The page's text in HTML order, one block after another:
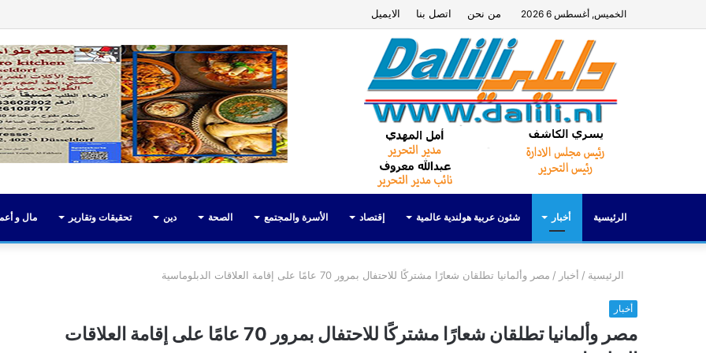
الخميس, أغسطس 6 2026 من نحن اتصل بنا الايميل
الرئيسية أخبار شئون عربية هولندية عالمية إقتصاد الأسرة والمجتمع الصحة دين تحقيقات وتقارير مال و
الرئيسية / أخبار / مصر وألمانيا تطلقان شعارًا مشتركًا للاحتفال بمرور 70 عامًا على إقامة العلاقات الدبلوماسية
أخبار
مصر وألمانيا تطلقان شعارًا مشتركًا للاحتفال بمرور 70 عامًا على إقامة العلاقات